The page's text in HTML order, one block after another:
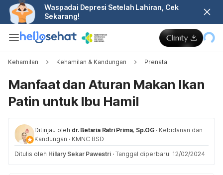
Waspadai Depresi Setelah Lahiran, Cek
Sekarang!
Kehamilan Kehamilan & Kandungan Prenatal
Manfaat dan Aturan Makan Ikan
Patin untuk Ibu Hamil
Ditinjau oleh dr. Betaria Ratri Prima, Sp.OG · Kebidanan dan
Kandungan · KMNC BSD
Ditulis oleh Hillary Sekar Pawestri · Tanggal diperbarui 12/02/2024